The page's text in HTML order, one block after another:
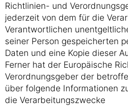
Richtlinien- und
jederzeit von dem für die
Verantwortlichen
seiner Person gespeicherten
Daten und eine Kopie dieser
Ferner hat der Europäische
Verordnungsgeber der
über folgende Informationen
die Verarbeitungszwecke